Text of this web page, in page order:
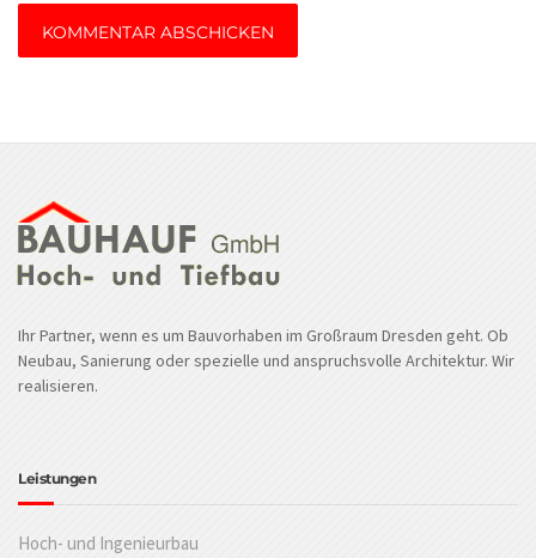
Ihr Partner, wenn es um Bauvorhaben im Großraum Dresden geht. Ob
Neubau, Sanierung oder spezielle und anspruchsvolle Architektur. Wir
realisieren.
Leistungen
Hoch- und Ingenieurbau